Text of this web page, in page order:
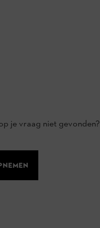
je vraag niet gevonden?